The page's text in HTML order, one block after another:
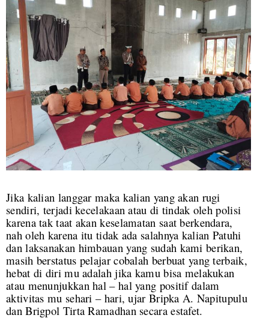
Jika kalian langgar maka kalian yang akan rugi
sendiri, terjadi kecelakaan atau di tindak oleh polisi
karena tak taat akan keselamatan saat berkendara,
nah oleh karena itu tidak ada salahnya kalian Patuhi
dan laksanakan himbauan yang sudah kami berikan,
masih berstatus pelajar cobalah berbuat yang terbaik,
hebat di diri mu adalah jika kamu bisa melakukan
atau menunjukkan hal – hal yang positif dalam
aktivitas mu sehari – hari, ujar Bripka A. Napitupulu
dan Brigpol Tirta Ramadhan secara estafet.